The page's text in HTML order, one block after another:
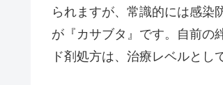
られますが、常識的には感
が『カサブタ』です。自前の
ド剤処方は、治療レベルとし